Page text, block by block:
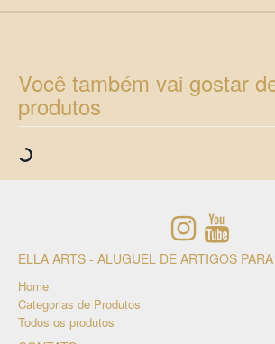
Você também vai gostar
produtos
ELLA ARTS - ALUGUEL DE ARTIGOS
Home
Categorias de Produtos
Todos os produtos